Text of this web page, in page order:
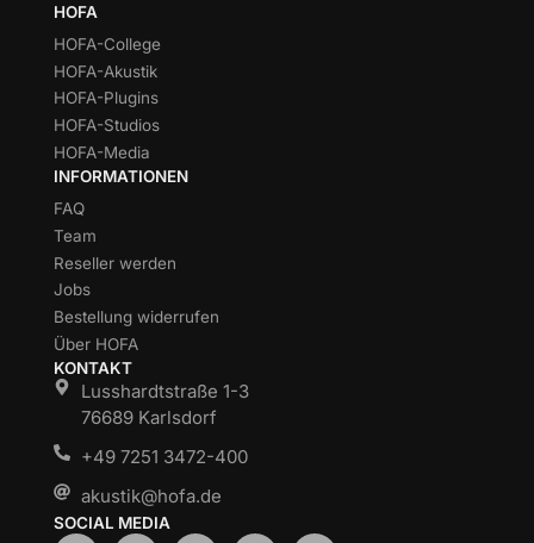
HOFA
HOFA-College
HOFA-Akustik
HOFA-Plugins
HOFA-Studios
HOFA-Media
INFORMATIONEN
FAQ
Team
Reseller werden
Jobs
Bestellung widerrufen
Über HOFA
KONTAKT
Lusshardtstraße 1-3
76689 Karlsdorf
+49 7251 3472-400
akustik@hofa.de
SOCIAL MEDIA